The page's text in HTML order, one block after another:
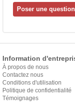
Information
À propos de nous
Contactez nous
Conditions d'utilisation
Politique de confidentialité
Témoignages